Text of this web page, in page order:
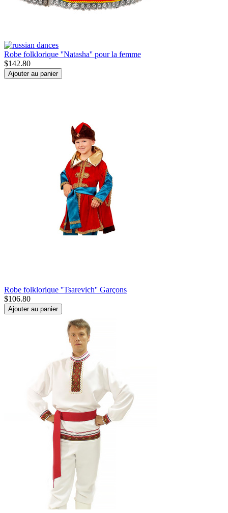
Robe folklorique ''Natasha'' pour la femme
$142.80
Ajouter au panier
Robe folklorique ''Tsarevich'' Garçons
$106.80
Ajouter au panier